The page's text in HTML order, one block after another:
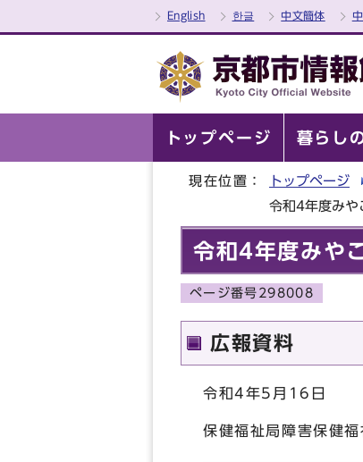
English 한글 中文簡体
トップページ 暮らし
現在位置： トップページ
令和4年度みや
令和4年度みや
ページ番号298008
広報資料
令和4年5月16日
保健福祉局障害保健福